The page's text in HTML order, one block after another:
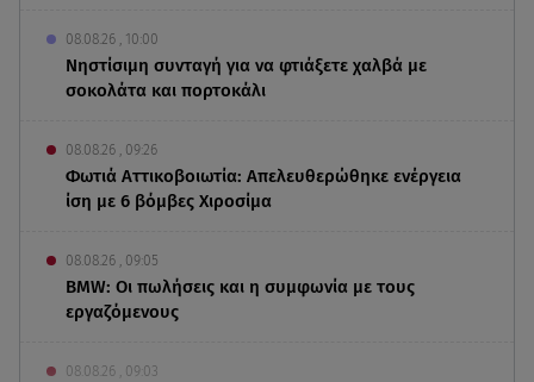
08.08.26 , 10:00
Νηστίσιμη συνταγή για να φτιάξετε χαλβά με
σοκολάτα και πορτοκάλι
08.08.26 , 09:26
Φωτιά Αττικοβοιωτία: Απελευθερώθηκε ενέργεια
ίση με 6 βόμβες Χιροσίμα
08.08.26 , 09:05
BMW: Οι πωλήσεις και η συμφωνία με τους
εργαζόμενους
08.08.26 , 09:03